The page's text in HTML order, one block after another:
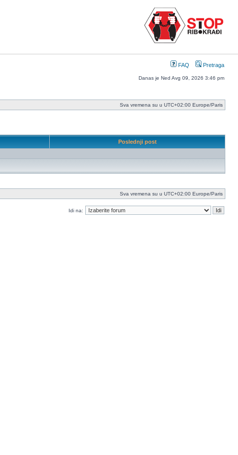
FAQ Pretraga
Danas je Ned Avg 09, 2026 3:46 pm
Sva vremena su u UTC+02:00 Europe/Paris
Poslednji post
Sva vremena su u UTC+02:00 Europe/Paris
Idi na: